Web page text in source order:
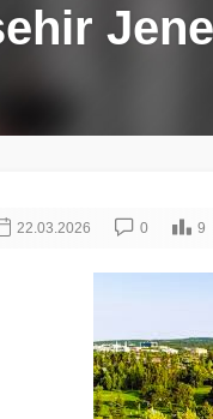
22.03.2026 0 9